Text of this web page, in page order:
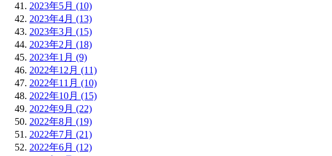
2023年5月 (10)
2023年4月 (13)
2023年3月 (15)
2023年2月 (18)
2023年1月 (9)
2022年12月 (11)
2022年11月 (10)
2022年10月 (15)
2022年9月 (22)
2022年8月 (19)
2022年7月 (21)
2022年6月 (12)